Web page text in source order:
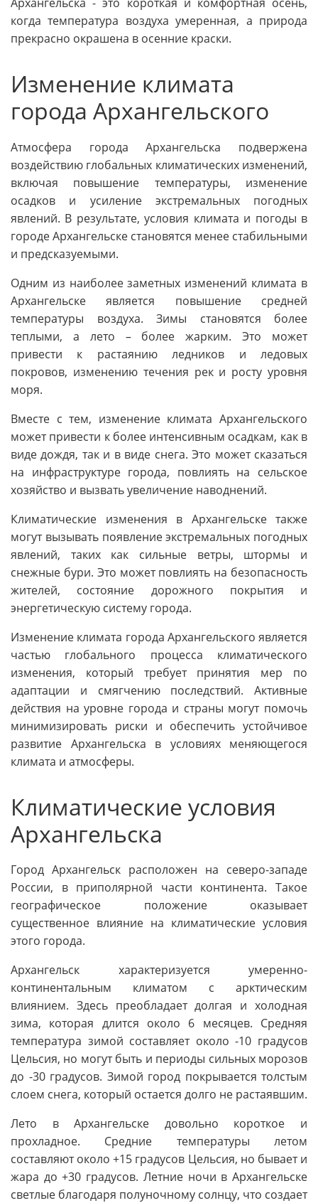
Архангельска - это короткая и комфортная осень,
когда температура воздуха умеренная, а природа
прекрасно окрашена в осенние краски.
Изменение климата
города Архангельского
Атмосфера города Архангельска подвержена
воздействию глобальных климатических изменений,
включая повышение температуры, изменение
осадков и усиление экстремальных погодных
явлений. В результате, условия климата и погоды в
городе Архангельске становятся менее стабильными
и предсказуемыми.
Одним из наиболее заметных изменений климата в
Архангельске является повышение средней
температуры воздуха. Зимы становятся более
теплыми, а лето – более жарким. Это может
привести к растаянию ледников и ледовых
покровов, изменению течения рек и росту уровня
моря.
Вместе с тем, изменение климата Архангельского
может привести к более интенсивным осадкам, как в
виде дождя, так и в виде снега. Это может сказаться
на инфраструктуре города, повлиять на сельское
хозяйство и вызвать увеличение наводнений.
Климатические изменения в Архангельске также
могут вызывать появление экстремальных погодных
явлений, таких как сильные ветры, штормы и
снежные бури. Это может повлиять на безопасность
жителей, состояние дорожного покрытия и
энергетическую систему города.
Изменение климата города Архангельского является
частью глобального процесса климатического
изменения, который требует принятия мер по
адаптации и смягчению последствий. Активные
действия на уровне города и страны могут помочь
минимизировать риски и обеспечить устойчивое
развитие Архангельска в условиях меняющегося
климата и атмосферы.
Климатические условия
Архангельска
Город Архангельск расположен на северо-западе
России, в приполярной части континента. Такое
географическое положение оказывает
существенное влияние на климатические условия
этого города.
Архангельск характеризуется умеренно-
континентальным климатом с арктическим
влиянием. Здесь преобладает долгая и холодная
зима, которая длится около 6 месяцев. Средняя
температура зимой составляет около -10 градусов
Цельсия, но могут быть и периоды сильных морозов
до -30 градусов. Зимой город покрывается толстым
слоем снега, который остается долго не растаявшим.
Лето в Архангельске довольно короткое и
прохладное. Средние температуры летом
составляют около +15 градусов Цельсия, но бывает и
жара до +30 градусов. Летние ночи в Архангельске
светлые благодаря полуночному солнцу, что создает